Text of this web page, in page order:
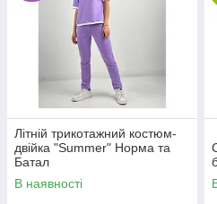
Літній трикотажний костюм-
двійка "Summer" Норма та
Батал
В наявності